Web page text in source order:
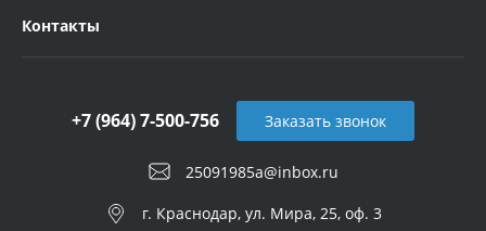
Контакты
25091985a@inbox.ru
+7 (964) 7-500-756
г. Краснодар, ул. Мира, 25, оф. 3
Заказать звонок